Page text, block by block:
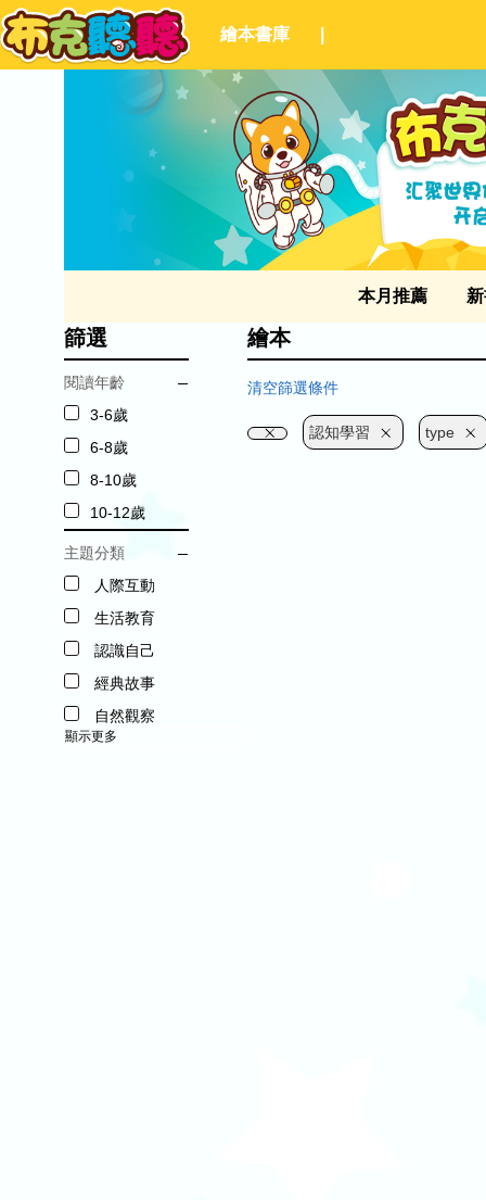
繪本書庫
本月推薦
篩選
閱讀年齡
3-6歲
6-8歲
8-10歲
10-12歲
主題分類
人際互動
生活教育
認識自己
經典故事
自然觀察
顯示更多
繪本
清空篩選條件
認知學習 type